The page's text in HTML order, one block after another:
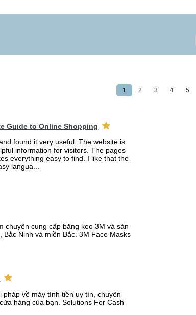
1 2 3 4 5
Guide to Online Shopping
found it very useful. The website is
information for visitors. The pages
everything easy to find. I like that the
langua...
chuyên cung cấp băng keo 3M và sản
Bắc Ninh và miền Bắc. 3M Face Masks
pháp về máy tính tiền uy tín, chuyên
hàng của bạn. Solutions For Cash